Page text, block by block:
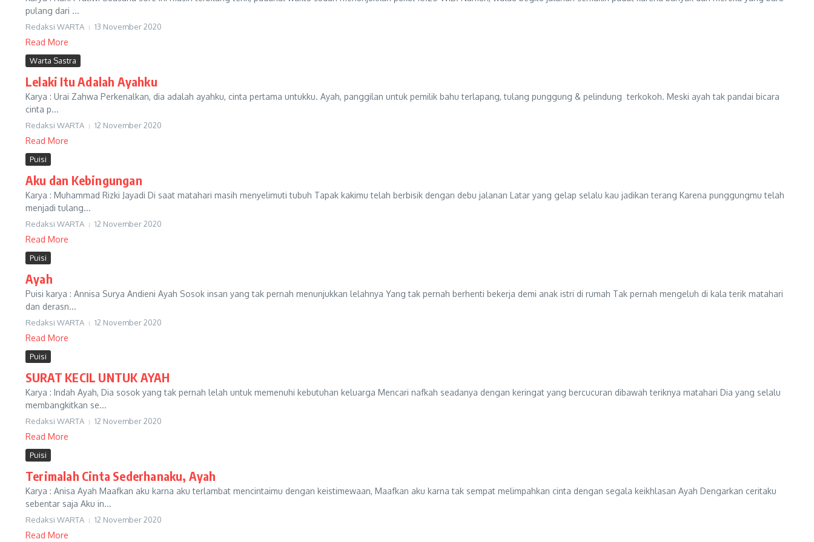
pulang dari ...
Redaksi WARTA 13 November 2020
Read More
Warta Sastra
Lelaki Itu Adalah Ayahku
Karya : Urai Zahwa Perkenalkan, dia adalah ayahku, cinta pertama untukku. Ayah, panggilan untuk pemilik bahu terlapang, tulang punggung & pelindung terkokoh. Meski ayah tak pandai bicara
cinta p...
Redaksi WARTA 12 November 2020
Read More
Puisi
Aku dan Kebingungan
Karya : Muhammad Rizki Jayadi Di saat matahari masih menyelimuti tubuh Tapak kakimu telah berbisik dengan debu jalanan Latar yang gelap selalu kau jadikan terang Karena punggungmu telah
menjadi tulang...
Redaksi WARTA 12 November 2020
Read More
Puisi
Ayah
Puisi karya : Annisa Surya Andieni Ayah Sosok insan yang tak pernah menunjukkan lelahnya Yang tak pernah berhenti bekerja demi anak istri di rumah Tak pernah mengeluh di kala terik matahari
dan derasn...
Redaksi WARTA 12 November 2020
Read More
Puisi
SURAT KECIL UNTUK AYAH
Karya : Indah Ayah, Dia sosok yang tak pernah lelah untuk memenuhi kebutuhan keluarga Mencari nafkah seadanya dengan keringat yang bercucuran dibawah teriknya matahari Dia yang selalu
membangkitkan se...
Redaksi WARTA 12 November 2020
Read More
Puisi
Terimalah Cinta Sederhanaku, Ayah
Karya : Anisa Ayah Maafkan aku karna aku terlambat mencintaimu dengan keistimewaan, Maafkan aku karna tak sempat melimpahkan cinta dengan segala keikhlasan Ayah Dengarkan ceritaku
sebentar saja Aku in...
Redaksi WARTA 12 November 2020
Read More